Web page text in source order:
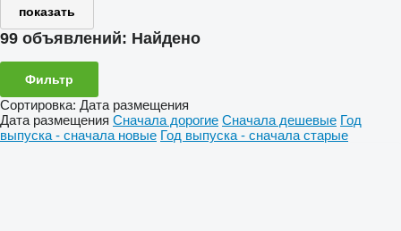
показать
99 объявлений: Найдено
Фильтр
Сортировка: Дата размещения
Дата размещения Сначала дорогие Сначала дешевые Год
выпуска - сначала новые Год выпуска - сначала старые